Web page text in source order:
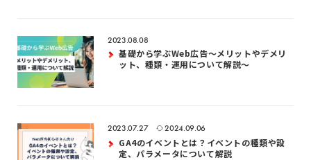
2023.08.08
基礎から学ぶWeb広告〜メリットやデメリ
ット、種類・運用について解説〜
2023.07.27 2024.09.06
GA4のイベントとは？イベントの種類や設
定、パラメータについて解説